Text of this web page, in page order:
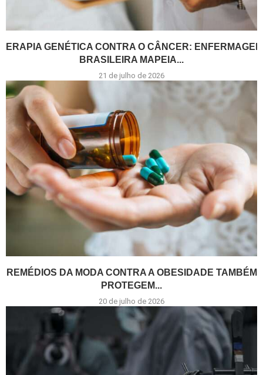
TERAPIA GENÉTICA CONTRA O CÂNCER: ENFERMAGEM
BRASILEIRA MAPEIA...
21 de julho de 2026
REMÉDIOS DA MODA CONTRA A OBESIDADE TAMBÉM
PROTEGEM...
20 de julho de 2026